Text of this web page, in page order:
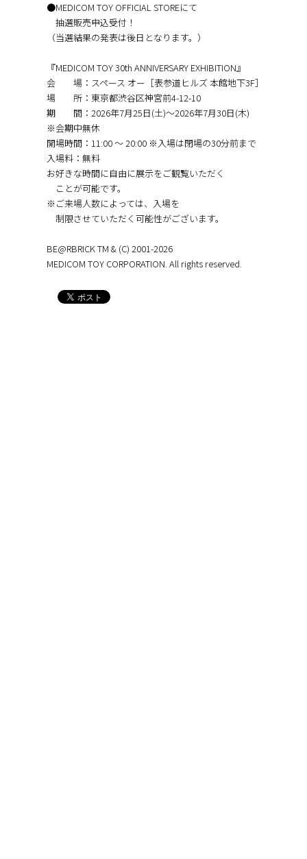
●MEDICOM TOY OFFICIAL STOREにて
抽選販売申込受付！
（当選結果の発表は後日となります。）
『MEDICOM TOY 30th ANNIVERSARY EXHIBITION』
会 場：スペース オー［表参道ヒルズ 本館地下3F］
場 所：東京都渋谷区神宮前4-12-10
期 間：2026年7月25日(土)～2026年7月30日(木)
※会期中無休
開場時間：11:00 〜 20:00 ※入場は閉場の30分前まで
入場料：無料
お好きな時間に自由に展示をご観覧いただく
ことが可能です。
※ご来場人数によっては、入場を
制限させていただく可能性がございます。
BE@RBRICK TM & (C) 2001-2026
MEDICOM TOY CORPORATION. All rights reserved.